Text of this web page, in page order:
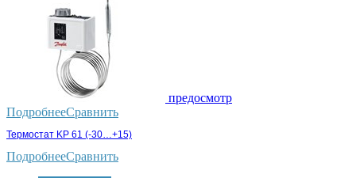
предосмотр
ПодробнееСравнить
Термостат KP 61 (-30…+15)
ПодробнееСравнить